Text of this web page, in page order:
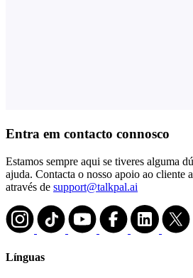
Entra em contacto connosco
Estamos sempre aqui se tiveres alguma
ajuda. Contacta o nosso apoio ao cliente
através de support@talkpal.ai
Línguas